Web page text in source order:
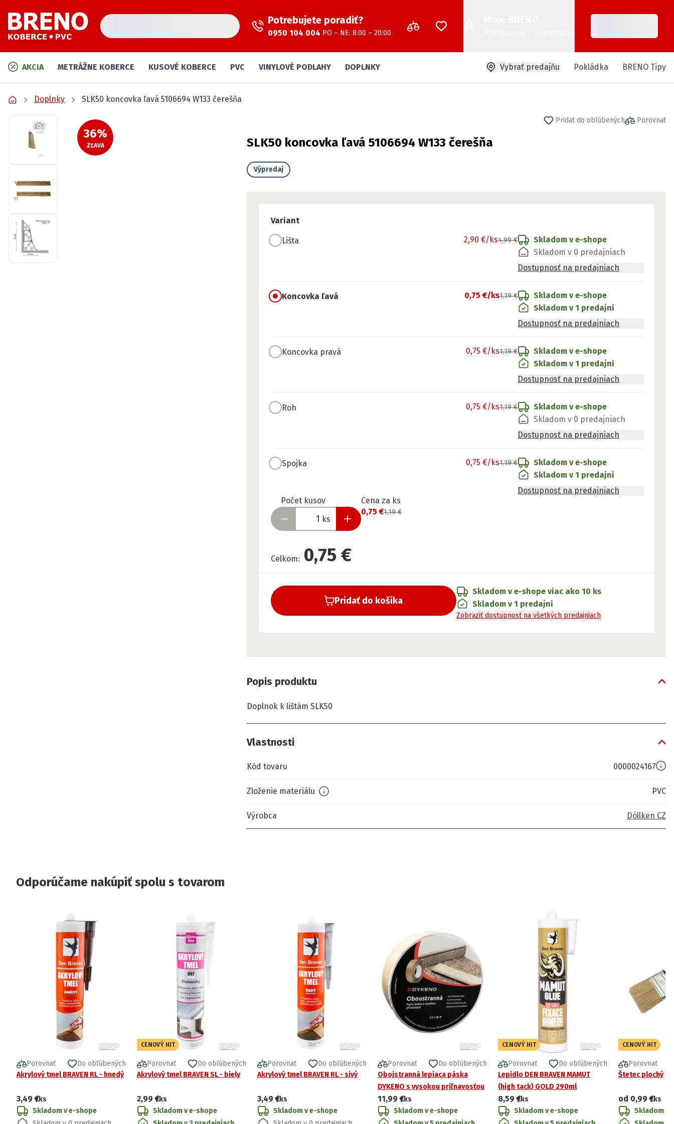
Potrebujete poradiť?
0950 104 004 PO – NE: 8:00 – 20:00
AKCIA METRÁŽNE KOBERCE KUSOVÉ KOBERCE PVC VINYLOVÉ PODLAHY DOPLNKY Vybrať predajňu Pokládka BRENO Tipy
Doplnky SLK50 koncovka ľavá 5106694 W133 čerešňa
36%
ZĽAVA
Pridať do obľúbených Porovnať
SLK50 koncovka ľavá 5106694 W133 čerešňa
Výpredaj
Variant
Lišta 2,90 €/ks4,99 €
Skladom v e-shope
Skladom v 0 predajniach
Dostupnosť na predajniach
Koncovka ľavá 0,75 €/ks1,19 €
Skladom v e-shope
Skladom v 1 predajni
Dostupnosť na predajniach
Koncovka pravá 0,75 €/ks1,19 €
Skladom v e-shope
Skladom v 1 predajni
Dostupnosť na predajniach
Roh 0,75 €/ks1,19 €
Skladom v e-shope
Skladom v 0 predajniach
Dostupnosť na predajniach
Spojka 0,75 €/ks1,19 €
Skladom v e-shope
Skladom v 1 predajni
Dostupnosť na predajniach
Počet kusov
ks
Pripravené
Cena za ks
0,75 €1,19 €
Celkom: 0,75 €
Pridať do košíka
Skladom v e-shope viac ako 10 ks
Skladom v 1 predajni
Zobraziť dostupnosť na všetkých predajniach
Popis produktu
Doplnok k lištám SLK50
Vlastnosti
Kód tovaru 0000024167
Zloženie materiálu PVC
Výrobca Döllken CZ
Odporúčame nakúpiť spolu s tovarom
Porovnať
Do obľúbených
Akrylový tmel BRAVEN RL - hnedý
3,49 €/ks
Skladom v e-shope
CENOVÝ HIT
Porovnať
Do obľúbených
Akrylový tmel BRAVEN SL - biely
2,99 €/ks
Skladom v e-shope
Porovnať
Do obľúbených
Akrylový tmel BRAVEN RL - sivý
3,49 €/ks
Skladom v e-shope
Porovnať
Do obľúbených
Obojstranná lepiaca páska
DYKENO s vysokou priľnavosťou
11,99 €/ks
Skladom v e-shope
CENOVÝ HIT
Porovnať
Do obľúbených
Lepidlo DEN BRAVEN MAMUT
(high tack) GOLD 290ml
8,59 €/ks
Skladom v e-shope
CENOVÝ HIT
Porovnať
Štetec plochý
od 0,99 €/ks
Skladom v